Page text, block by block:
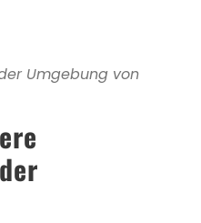
Umgebung von